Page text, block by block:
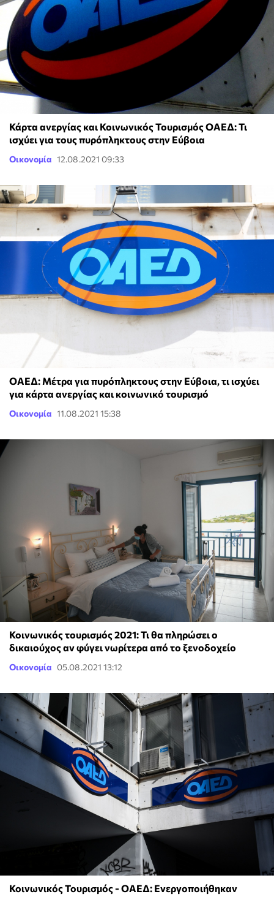
Κάρτα ανεργίας και Κοινωνικός Τουρισμός ΟΑΕΔ: Τι
ισχύει για τους πυρόπληκτους στην Εύβοια
Οικονομία 12.08.2021 09:33
ΟΑΕΔ: Μέτρα για πυρόπληκτους στην Εύβοια, τι ισχύει
για κάρτα ανεργίας και κοινωνικό τουρισμό
Οικονομία 11.08.2021 15:38
Κοινωνικός τουρισμός 2021: Τι θα πληρώσει ο
δικαιούχος αν φύγει νωρίτερα από το ξενοδοχείο
Οικονομία 05.08.2021 13:12
Κοινωνικός Τουρισμός - ΟΑΕΔ: Ενεργοποιήθηκαν